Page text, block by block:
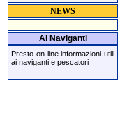
NEWS
Ai Naviganti
Presto on line informazioni utili
ai naviganti e pescatori